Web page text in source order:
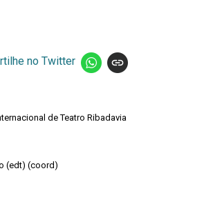
de Teatro Ribadavia
(edt) (coord)